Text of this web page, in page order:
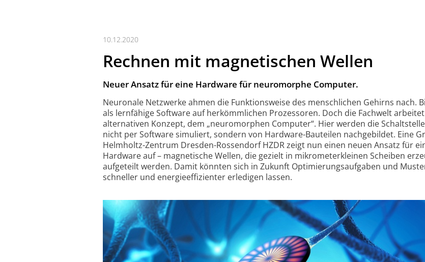
10.12.2020
Rechnen mit magnetischen Wellen
Neuer Ansatz für eine Hardware für neuromorphe Computer.
Neuronale Netzwerke ahmen die Funktions­weise des menschlichen Gehirns nach.
als lernfähige Software auf herkömm­lichen Prozessoren. Doch die Fachwelt
alternativen Konzept, dem „neuromorphen Computer“. Hier werden die
nicht per Software simuliert, sondern von Hardware-Bauteilen nachgebildet. Eine
Helmholtz-Zentrum Dresden-Rossendorf HZDR zeigt nun einen neuen Ansatz für
Hardware auf – magnetische Wellen, die gezielt in mikrometer­kleinen Scheiben
aufgeteilt werden. Damit könnten sich in Zukunft Optimierungs­aufgaben und
schneller und energieeffizienter erledigen lassen.